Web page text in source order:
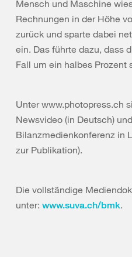
Mensch und Maschine
Rechnungen in der Höhe
zurück und sparte dabei
ein. Das führte dazu, dass
Fall um ein halbes Prozent
Unter www.photopress.ch
Newsvideo (in Deutsch)
Bilanzmedienkonferenz in
zur Publikation).
Die vollständige
unter: www.suva.ch/bmk.